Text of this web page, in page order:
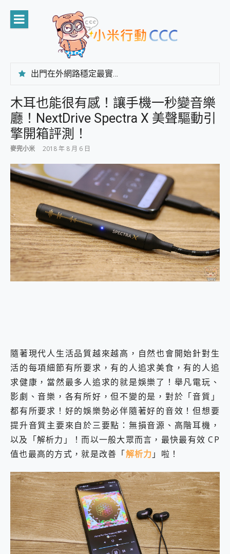
content
出門在外網路穩定最實在 「台灣大哥大」榮獲 4G/5G 在線率全球 NO.3 全台第一與全台六冠王實測心得，走到哪順到哪！
CP 值天花板~ Bongcom BS5 足球君開箱~ 短焦投影機 3千元就能擁有！ 折扣碼在這～
專為 PC上的 XBOX和掌機設計的 FireCuda X1070 SSD 固態硬碟開箱 評測
台灣製攝影機在這裡，100%全無線設計 SpotCam Solo Eco 太陽能防水雲端攝影機 SpotCam Solo 3 2.5K高畫質戶外攝影機 開箱 評測
AI 支付 一錶搞定大小事 Xiaomi Watch 5 開箱 評測
超驚艷 讓人一眼就愛上 LENOVO 聯想 Yoga Book 9 14吋 AI輕薄筆電 開箱 評測
美到讓人超想擁有 moto pad 60 系列 與 Moto | Swarovski razr 60 冰藍限定版本 開箱 評測
好用的 EaseUS Partition Master 讓您輕鬆的移除與格式化有防寫保護的隨身碟或SD卡
一鍵修復模糊影片、舊照的 AI 好幫手! VideoProc Converter AI 新版全解析 × 年末優惠，一篇全看懂
小朋友才做選擇 投影機 RGB藍牙音響 氛圍情境燈 我通通都要！ Starfish 2 幻彩膠囊投影機｜結合「 智慧投影 & 煥彩流動 」的沈浸式生活新體驗
外型超吸晴~ 給您絕佳操控體驗 GravaStar Mercury K1 系列 異星機械鍵盤與 Mercury X 系列 輕量無線電競滑鼠 開箱 評測
開箱~變身「蜘蛛人」椅子軍師！MSI MPG 491CQP QD-OLED 超寬曲面電競螢幕，多工辦公、爽度滿滿的終極桌面體驗
iPhone 17 系列 有認證的防護來囉！ imos 首家導入 UL MCV 行銷宣告驗證的手機配件品牌
DJI Osmo Pocket 3 爽爽帶回家 歡慶 EaseUS 21 週年到來，「Slogan 海報徵稿活動」好康大放送
小巧好吸不擋鏡頭 有Qi2認證的 ONPRO MagReact MXs2 5000mAh薄型磁吸無線急速行動電源 開箱 評測
飛利浦 JS7310 ⚡【電急便｜行動儲能救車電源】 可靠的旅行夥伴！帶給您優異的安全性與強大供電效能
是螢幕也是電視! 一機超多用途「MSI微星 Modern MD272UPSW 27型」 4K IPS 輕薄商用智慧聯網螢幕 開箱 評測
您的專屬AI 助手 Yoga Slim 7 Aura Edition 觸控AI筆電 開箱 評測
realme 14 Pro 超硬軍規、冰感變色實測，realme 14 5G 遊戲戰鬥值爆表，效能x娛樂全都要！
iPhone、Apple Watch、AirPods耳機 三個設備充電一起搞定 ONPRO MagReact™ M3 3 in 1可攜摺疊無線充電器 開箱 評測
動靜皆宜「HUAWEI FreeArc」開放式耳掛耳機，無感配戴! 超穩超服貼，音質、通話也很優質
好玩好拍 vivo V50 ~ 口袋裡的 Zeiss 潮流攝影棚!
25種洗烘模式一機搞定! Roborock 衣莉莎白 H1 Neo分子篩洗脫烘 AI 滾筒洗衣機
給 MSI Claw 系列電競掌機 最完美的家 MSI Nest Docking Station 掌機專屬擴充底座 開箱 評測
EaseUS Vocal Remover 免費線上去聲器一鍵去除人聲 人聲 音樂分離 2024 消除人聲推薦
3 個超值 MHN 飛人工具分享~~ iToolab AnyGo 魔物獵人 Now飛人 ios教學 不出門也可以到處走
Locawhere AnyTo 寶可夢飛人 AnyTo 不出門也可以飛遍全世界
小體積 40000mAh 超大容量 一次充5個設備 充好充滿 CUKTECH 酷態科 300W 微型充電站 開箱 評測
97.3% 恢復率，資料救援就是這麼簡單 EaseUS Data Recovery Wizard Free 18.0.0 業界最好的資料救援軟體
磁碟系統大風吹 有了 磁碟管理程式 EaseUS Partition Master 就是這麼簡單
全新 SONY Xperia 1 VI 開箱! 相機實測! 長焦覆蓋更遠更清晰、2日長續航、頂尖影音娛樂效能~
木耳也能很有感！讓手機一秒變音樂
廳！NextDrive Spectra X 美聲驅動引
擎開箱評測！
麥兜小米 2018 年 8 月 6 日
隨著現代人生活品質越來越高，自然也會開始針對生
活的每項細節有所要求，有的人追求美食，有的人追
求健康，當然最多人追求的就是娛樂了！舉凡電玩、
影劇、音樂，各有所好，但不變的是，對於「音質」
都有所要求！好的娛樂勢必伴隨著好的音效！但想要
提升音質主要來自於三要點：無損音源、高階耳機，
以及「解析力」！而以一般大眾而言，最快最有效 CP
值也最高的方式，就是改善「解析力 」啦！